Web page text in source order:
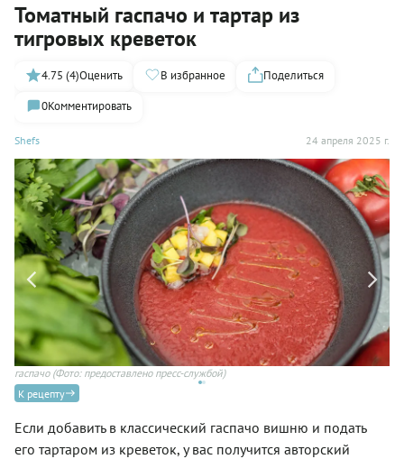
Томатный гаспачо и тартар из
тигровых креветок
Shefs 24 апреля 2025 г.
4.75 (4)Оценить В избранное
Поделиться
0Комментировать
гаспачо(Фото: предоставлено пресс-службой)
К рецепту
Если добавить в классический гаспачо вишню и подать
его тартаром из креветок, у вас получится авторский